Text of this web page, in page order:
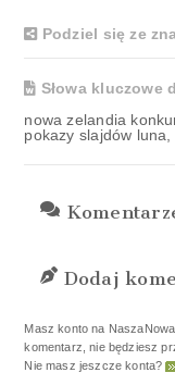
Podziel się ze
Słowa kluczowe
nowa zelandia
pokazy slajdów
Dodaj
Masz konto na
komentarz, nie będziesz
Nie masz jeszcze konta?